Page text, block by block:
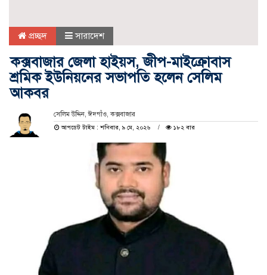
প্রচ্ছদ সারাদেশ
কক্সবাজার জেলা হাইয়স, জীপ-মাইক্রোবাস
শ্রমিক ইউনিয়নের সভাপতি হলেন সেলিম
আকবর
সেলিম উদ্দিন, ঈদগাঁও, কক্সবাজার
আপডেট টাইম : শনিবার, ৯ মে, ২০২৬
১৮২ বার